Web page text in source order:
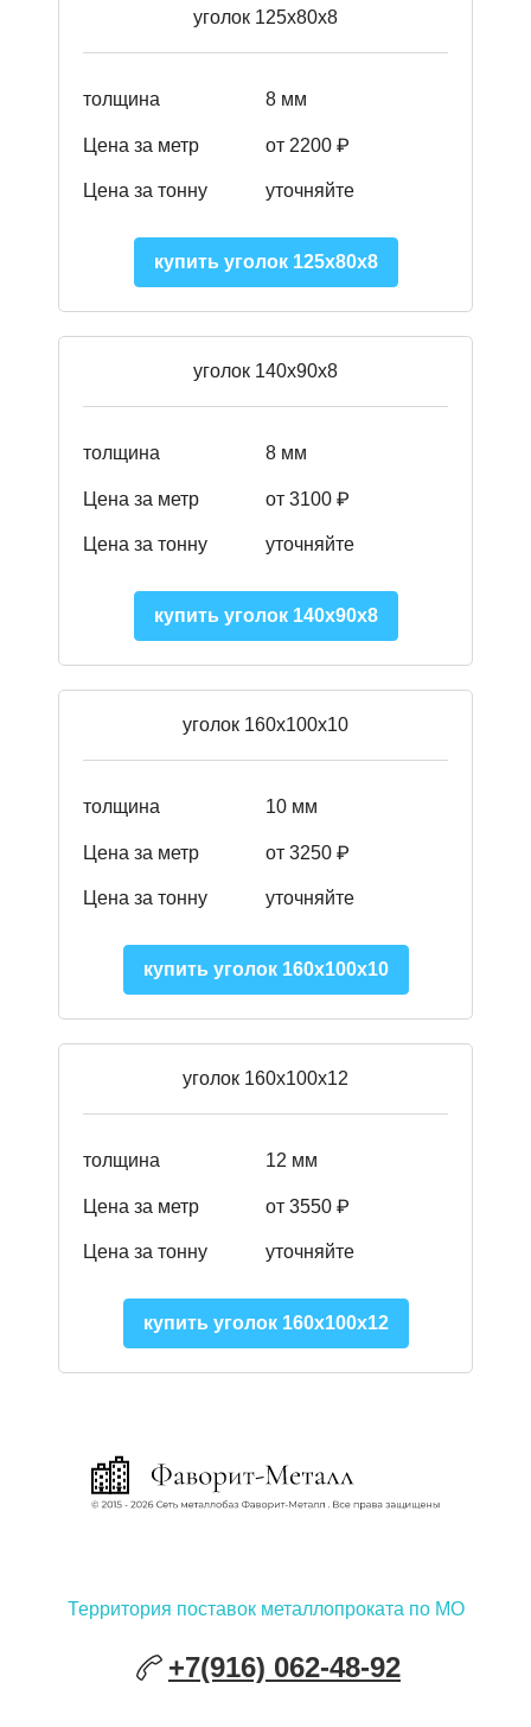
уголок 125х80х8
толщина 8 мм
Цена за метр от 2200 ₽
Цена за тонну уточняйте
купить уголок 125х80х8
уголок 140х90х8
толщина 8 мм
Цена за метр от 3100 ₽
Цена за тонну уточняйте
купить уголок 140х90х8
уголок 160х100х10
толщина 10 мм
Цена за метр от 3250 ₽
Цена за тонну уточняйте
купить уголок 160х100х10
уголок 160х100х12
толщина 12 мм
Цена за метр от 3550 ₽
Цена за тонну уточняйте
купить уголок 160х100х12
Территория поставок металлопроката по МО
+7(916) 062-48-92